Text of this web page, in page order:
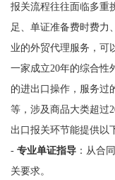
报关流程往往面临多重
足、单证准备费时费力
业的外贸代理服务，可
一家成立20年的综合性
的进出口操作，服务过
等，涉及商品大类超过
出口报关环节能提供以
- 专业单证指导：从合
关要求。